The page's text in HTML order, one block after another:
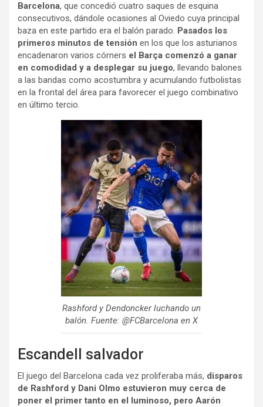
Barcelona, que concedió cuatro saques de esquina
consecutivos, dándole ocasiones al Oviedo cuya principal
baza en este partido era el balón parado. Pasados los
primeros minutos de tensión en los que los asturianos
encadenaron varios córners el Barça comenzó a ganar
en comodidad y a desplegar su juego, llevando balones
a las bandas como acostumbra y acumulando futbolistas
en la frontal del área para favorecer el juego combinativo
en último tercio.
Rashford y Dendoncker luchando un
balón. Fuente: @FCBarcelona en X
Escandell salvador
El juego del Barcelona cada vez proliferaba más, disparos
de Rashford y Dani Olmo estuvieron muy cerca de
poner el primer tanto en el luminoso, pero Aarón